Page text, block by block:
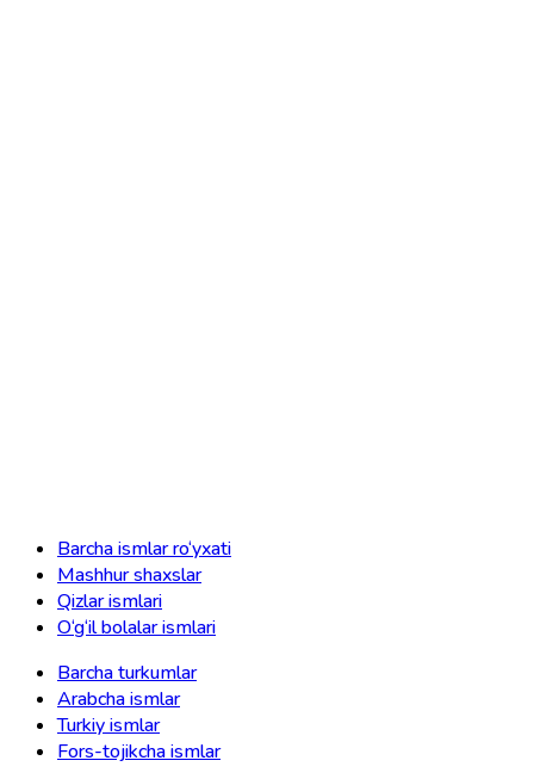
Barcha ismlar ro‘yxati
Mashhur shaxslar
Qizlar ismlari
O‘g‘il bolalar ismlari
Barcha turkumlar
Arabcha ismlar
Turkiy ismlar
Fors-tojikcha ismlar